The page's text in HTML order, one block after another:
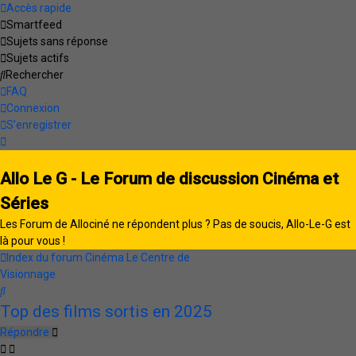
Accès rapide
Smartfeed
Sujets sans réponse
Sujets actifs
Rechercher
FAQ
Connexion
S’enregistrer
Allo Le G - Le Forum de discussion Cinéma et
Séries
Les Forum de Allociné ne répondent plus ? Pas de soucis, Allo-Le-G est
là pour vous !
Index du forum Cinéma
Le Centre de
Visionnage
Rechercher
Top des films sortis en 2025
Répondre